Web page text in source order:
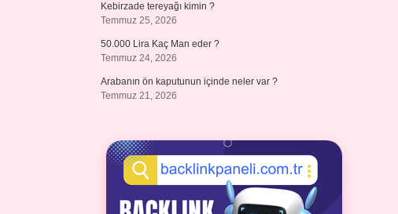
Kebirzade tereyağı kimin ?
Temmuz 25, 2026
50.000 Lira Kaç Man eder ?
Temmuz 24, 2026
Arabanın ön kaputunun içinde neler var ?
Temmuz 21, 2026